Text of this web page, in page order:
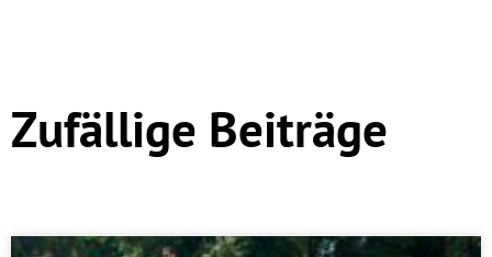
Zufällige Beiträge